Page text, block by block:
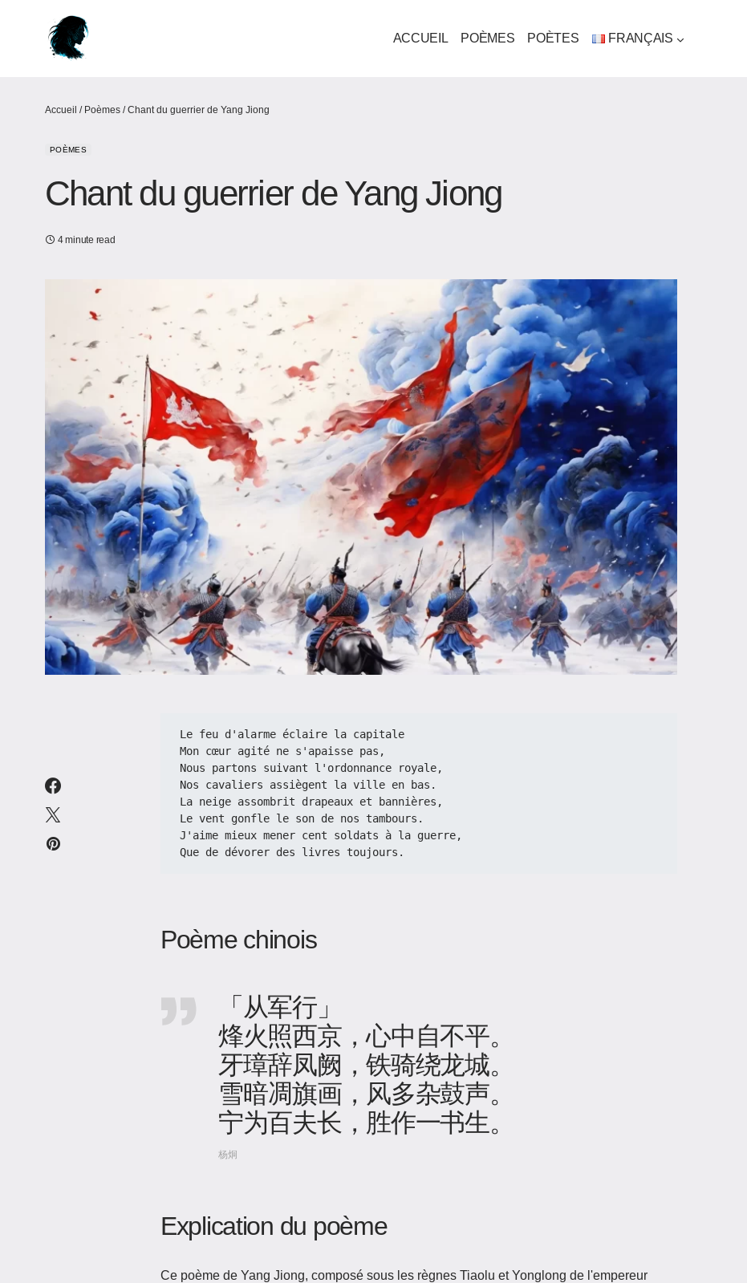
ACCUEIL POÈMES POÈTES FRANÇAIS
Accueil / Poèmes /Chant du guerrier de Yang Jiong
POÈMES
Chant du guerrier de Yang Jiong
4 minute read
Le feu d'alarme éclaire la capitale
Mon cœur agité ne s'apaisse pas,
Nous partons suivant l'ordonnance royale,
Nos cavaliers assiègent la ville en bas.
La neige assombrit drapeaux et bannières,
Le vent gonfle le son de nos tambours.
J'aime mieux mener cent soldats à la guerre,
Que de dévorer des livres toujours.
Poème chinois
「从军行」
烽火照西京，心中自不平。
牙璋辞凤阙，铁骑绕龙城。
雪暗凋旗画，风多杂鼓声。
宁为百夫长，胜作一书生。
杨炯
Explication du poème
Ce poème de Yang Jiong, composé sous les règnes Tiaolu et Yonglong de l'empereur